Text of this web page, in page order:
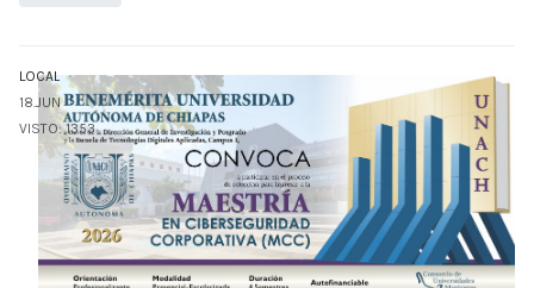
LOCAL
18.JUN
VISTO: 1353